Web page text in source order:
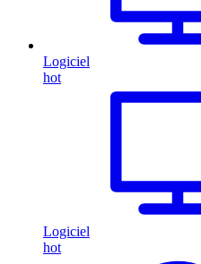
Logiciel
hot
Logiciel
hot